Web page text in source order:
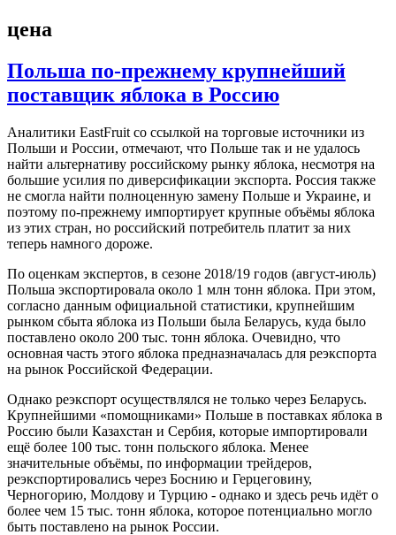
цена
Польша по-прежнему крупнейший
поставщик яблока в Россию
Аналитики EastFruit со ссылкой на торговые источники из
Польши и России, отмечают, что Польше так и не удалось
найти альтернативу российскому рынку яблока, несмотря на
большие усилия по диверсификации экспорта. Россия также
не смогла найти полноценную замену Польше и Украине, и
поэтому по-прежнему импортирует крупные объёмы яблока
из этих стран, но российский потребитель платит за них
теперь намного дороже.
По оценкам экспертов, в сезоне 2018/19 годов (август-июль)
Польша экспортировала около 1 млн тонн яблока. При этом,
согласно данным официальной статистики, крупнейшим
рынком сбыта яблока из Польши была Беларусь, куда было
поставлено около 200 тыс. тонн яблока. Очевидно, что
основная часть этого яблока предназначалась для реэкспорта
на рынок Российской Федерации.
Однако реэкспорт осуществлялся не только через Беларусь.
Крупнейшими «помощниками» Польше в поставках яблока в
Россию были Казахстан и Сербия, которые импортировали
ещё более 100 тыс. тонн польского яблока. Менее
значительные объёмы, по информации трейдеров,
реэкспортировались через Боснию и Герцеговину,
Черногорию, Молдову и Турцию - однако и здесь речь идёт о
более чем 15 тыс. тонн яблока, которое потенциально могло
быть поставлено на рынок России.